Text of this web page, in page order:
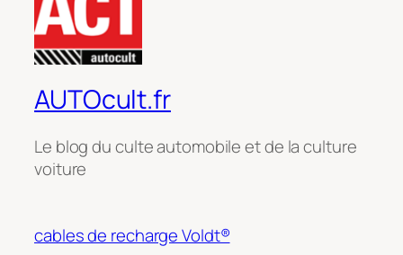
AUTOcult.fr
Le blog du culte automobile et de la culture
voiture
cables de recharge Voldt®